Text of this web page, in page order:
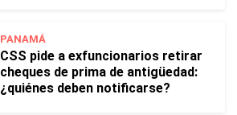
PANAMÁ
CSS pide a exfuncionarios retirar
cheques de prima de antigüedad:
¿quiénes deben notificarse?